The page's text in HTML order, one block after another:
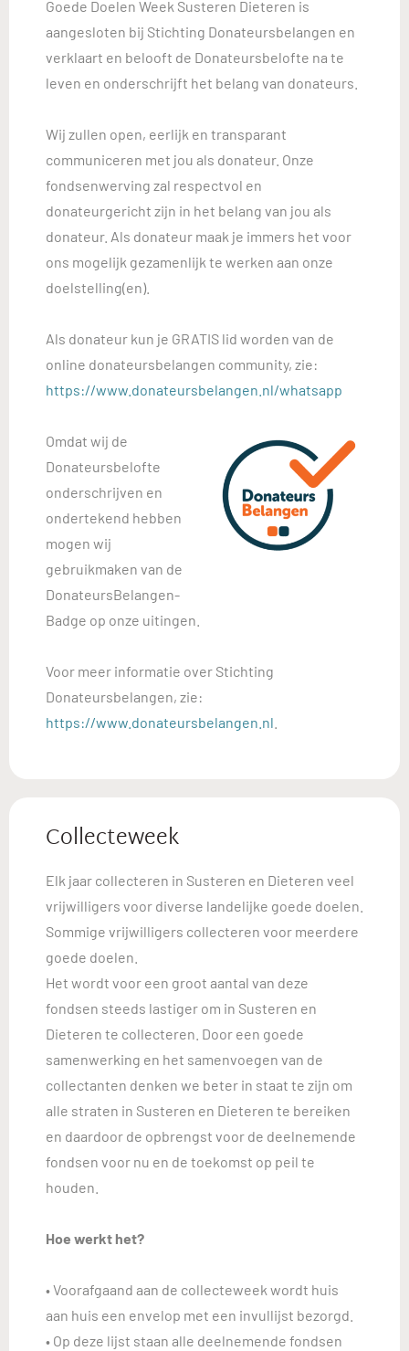
Goede Doelen Week Susteren Dieteren is
aangesloten bij Stichting Donateursbelangen en
verklaart en belooft de Donateursbelofte na te
leven en onderschrijft het belang van donateurs.
Wij zullen open, eerlijk en transparant
communiceren met jou als donateur. Onze
fondsenwerving zal respectvol en
donateurgericht zijn in het belang van jou als
donateur. Als donateur maak je immers het voor
ons mogelijk gezamenlijk te werken aan onze
doelstelling(en).
Als donateur kun je GRATIS lid worden van de
online donateursbelangen community, zie:
https://www.donateursbelangen.nl/whatsapp
Omdat wij de
Donateursbelofte
onderschrijven en
ondertekend hebben
mogen wij
gebruikmaken van de
DonateursBelangen-
Badge op onze uitingen.
Voor meer informatie over Stichting
Donateursbelangen, zie:
https://www.donateursbelangen.nl
Collecteweek
Elk jaar collecteren in Susteren en Dieteren veel
vrijwilligers voor diverse landelijke goede doelen.
Sommige vrijwilligers collecteren voor meerdere
goede doelen.
Het wordt voor een groot aantal van deze
fondsen steeds lastiger om in Susteren en
Dieteren te collecteren. Door een goede
samenwerking en het samenvoegen van de
collectanten denken we beter in staat te zijn om
alle straten in Susteren en Dieteren te bereiken
en daardoor de opbrengst voor de deelnemende
fondsen voor nu en de toekomst op peil te
houden.
Hoe werkt het?
• Voorafgaand aan de collecteweek wordt huis
aan huis een envelop met een invullijst bezorgd.
• Op deze lijst staan alle deelnemende fondsen